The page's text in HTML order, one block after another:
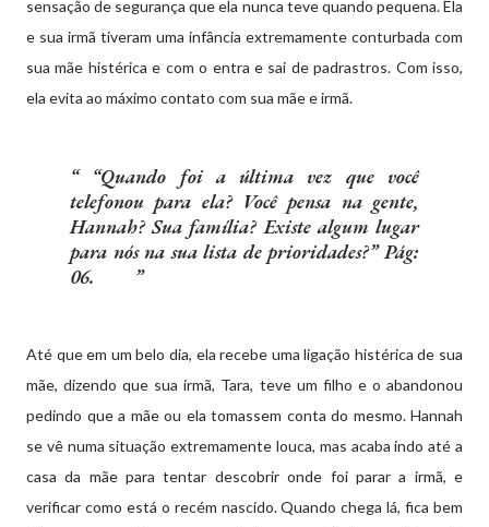
sensação de segurança que ela nunca teve quando pequena. Ela
e sua irmã tiveram uma infância extremamente conturbada com
sua mãe histérica e com o entra e sai de padrastros. Com isso,
ela evita ao máximo contato com sua mãe e irmã.
“Quando foi a última vez que você
telefonou para ela? Você pensa na gente,
Hannah? Sua família? Existe algum lugar
para nós na sua lista de prioridades?” Pág:
06.
Até que em um belo dia, ela recebe uma ligação histérica de sua
mãe, dizendo que sua irmã, Tara, teve um filho e o abandonou
pedindo que a mãe ou ela tomassem conta do mesmo. Hannah
se vê numa situação extremamente louca, mas acaba indo até a
casa da mãe para tentar descobrir onde foi parar a irmã, e
verificar como está o recém nascido. Quando chega lá, fica bem